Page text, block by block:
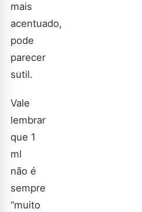
mais
acentuado,
pode
parecer
sutil.
Vale
lembrar
que 1
ml
não é
sempre
“muito